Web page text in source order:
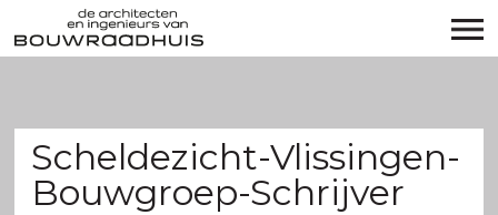
Scheldezicht-Vlissingen-
Bouwgroep-Schrijver